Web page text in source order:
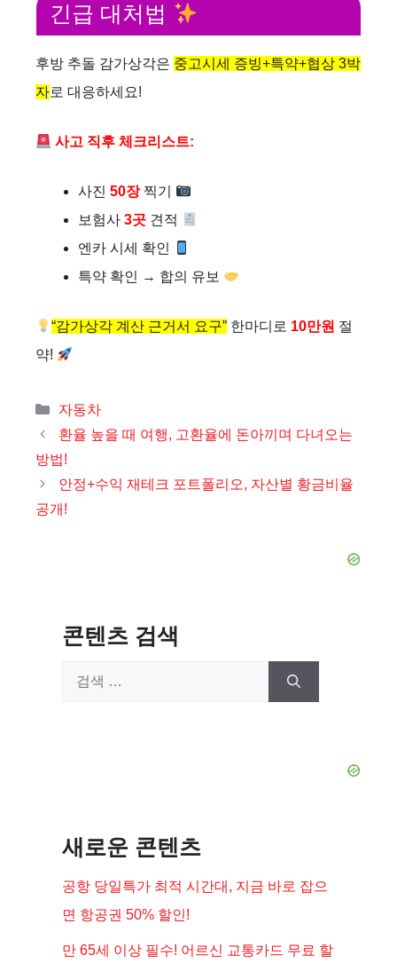
긴급 대처법
후방 추돌 감가상각은 중고시세 증빙+특약+협상 3박
자로 대응하세요!
사고 직후 체크리스트:
사진 50장찍기
보험사 3곳 견적
엔카 시세 확인
특약 확인 → 합의 유보
“감가상각 계산 근거서 요구” 한마디로 10만원 절
약!
카
테
리
자동차
환율 높을 때 여행, 고환율에 돈아끼며 다녀오는
방법!
안정+수익 재테크 포트폴리오, 자산별 황금비율
공개!
콘텐츠 검색
새로운 콘텐츠
공항 당일특가 최적 시간대, 지금 바로 잡으
면 항공권 50% 할인!
만 65세 이상 필수! 어르신 교통카드 무료 할